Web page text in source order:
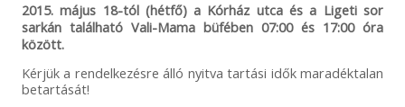
2015. május 18-tól (hétfő) a Kórház utca és a Ligeti sor
sarkán található Vali-Mama büfében 07:00 és 17:00 óra
között.
Kérjük a rendelkezésre álló nyitva tartási idők maradéktalan
betartását!